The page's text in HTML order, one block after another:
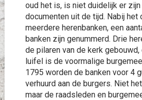
oud het is, is niet duidelijk er
documenten uit de tijd. Nabij het
meerdere herenbanken, een
banken zijn genummerd. Drie
de pilaren van de kerk
luifel is de voormalige
1795 worden de banken voor 4
verhuurd aan de burgers. Niet
maar de raadsleden en